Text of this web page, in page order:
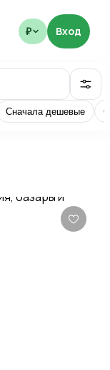
₽ Вход
Сначала дешевые